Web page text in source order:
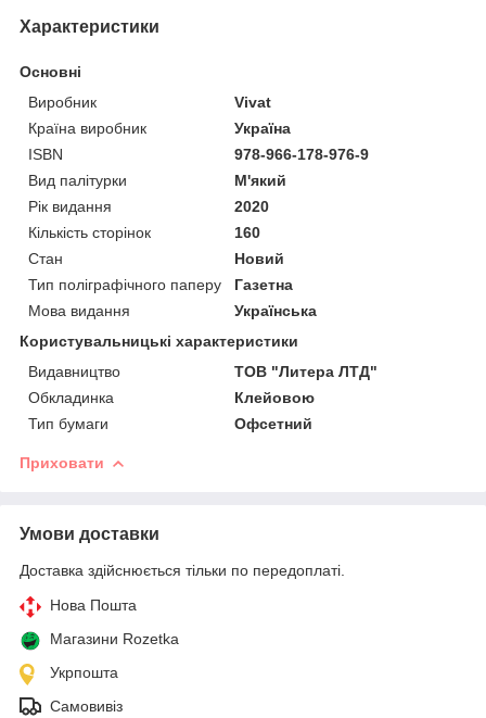
Характеристики
Основні
Виробник
Vivat
Країна виробник
Україна
ISBN
978-966-178-976-9
Вид палітурки
М'який
Рік видання
2020
Кількість сторінок
160
Стан
Новий
Тип поліграфічного паперу
Газетна
Мова видання
Українська
Користувальницькі характеристики
Видавництво
ТОВ "Литера ЛТД"
Обкладинка
Клейовою
Тип бумаги
Офсетний
Приховати
Умови доставки
Доставка здійснюється тільки по передоплаті.
Нова Пошта
Магазини Rozetka
Укрпошта
Самовивіз